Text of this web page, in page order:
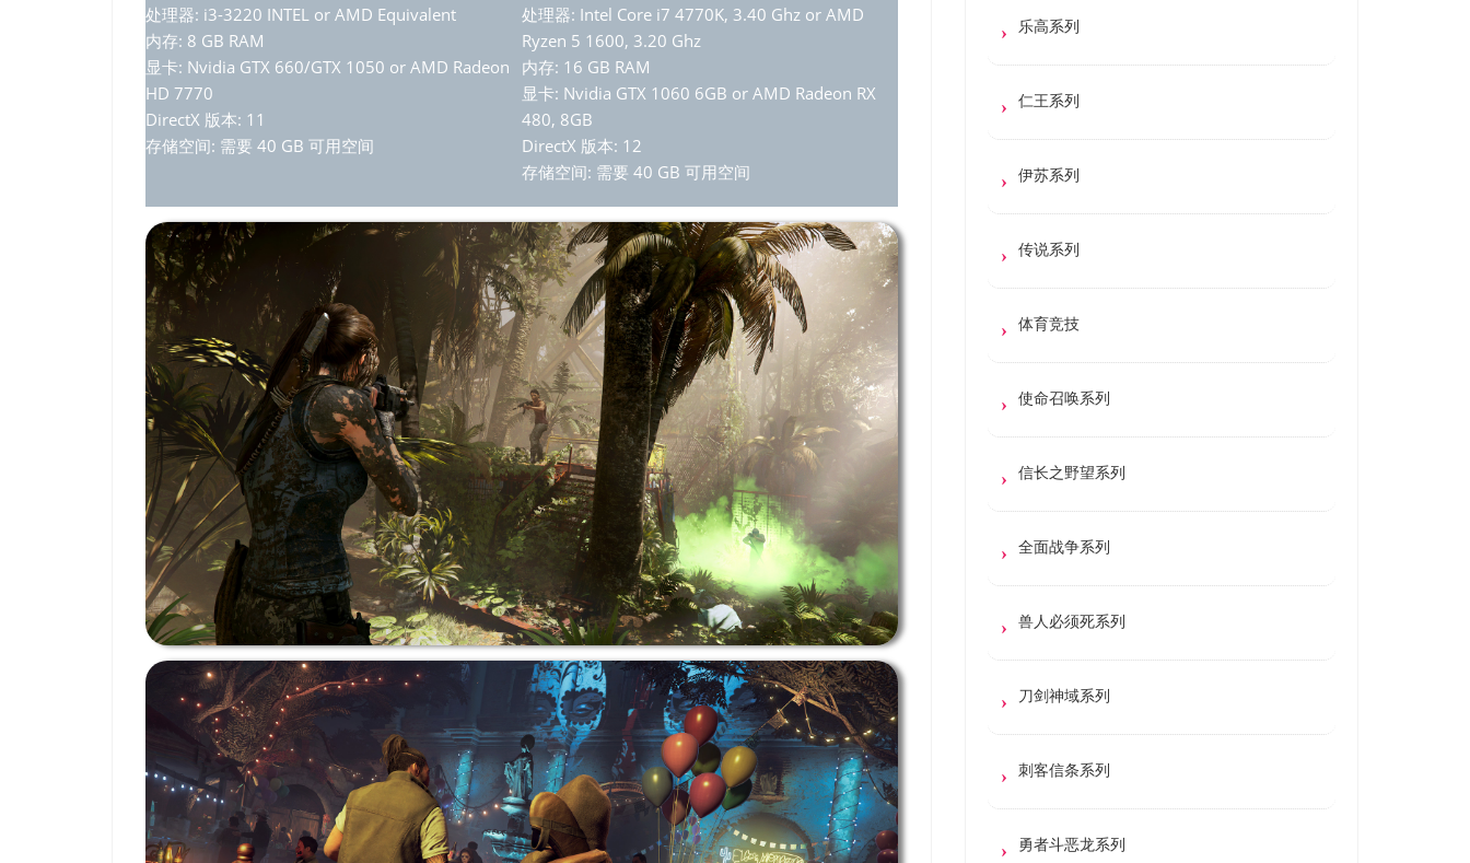
处理器: i3-3220 INTEL or AMD Equivalent
内存: 8 GB RAM
显卡: Nvidia GTX 660/GTX 1050 or AMD Radeon
HD 7770
DirectX 版本: 11
存储空间: 需要 40 GB 可用空间
处理器: Intel Core i7 4770K, 3.40 Ghz or AMD
Ryzen 5 1600, 3.20 Ghz
内存: 16 GB RAM
显卡: Nvidia GTX 1060 6GB or AMD Radeon RX
480, 8GB
DirectX 版本: 12
存储空间: 需要 40 GB 可用空间
乐高系列
仁王系列
伊苏系列
传说系列
体育竞技
使命召唤系列
信长之野望系列
全面战争系列
兽人必须死系列
刀剑神域系列
刺客信条系列
勇者斗恶龙系列